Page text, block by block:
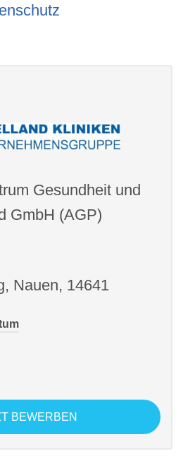
Gesundheit und
GmbH (AGP)
Nauen, 14641
BEWERBEN